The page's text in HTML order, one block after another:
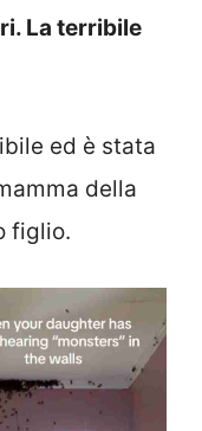
La terribile
ed è stata
della
figlio.